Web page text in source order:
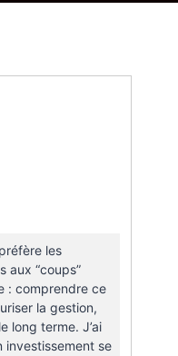
les
aux “coups”
: comprendre ce
la gestion,
long terme. J’ai
investissement se